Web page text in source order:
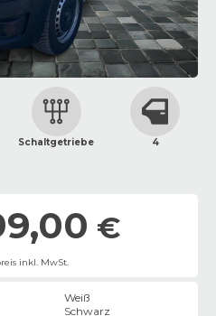
Schaltgetriebe 4
€
inkl. MwSt.
Weiß
Schwarz